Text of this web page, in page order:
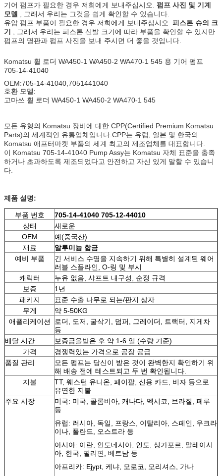
기어 펌프가 필요한 경우 저희에게 보내주십시오. 펌프 사진 및 기계
모델
, 그래서 우리는 그것을 쉽게 확인할 수 있습니다.
유압 펌프 부품이 필요한 경우 저희에게 보내주십시오.
피스톤 슈의 크
기
, 그래서 우리는 피스톤 신발 크기에 따라 부품을 확인할 수 있지만
펌프의 명판과 펌프 사진을 보내 주시면 더 좋을 것입니다.
Komatsu 휠 로더 WA450-1 WA450-2 WA470-1 545 용 기어 펌프
705-14-41040
OEM:705-14-41040,7051441040
호환 모델:
고마쓰 휠 로더 WA450-1 WA450-2 WA470-1 545
모든 유형의 Komatsu 장비에 대한 CPP(Certified Premium Komatsu
Parts)의 세계적인 유통업체입니다.CPP는 유럽, 일본 및 한국의
Komatsu 애프터마켓 부품의 세계 최고의 제조업체를 대표합니다.
이 Komatsu 705-14-41040 Pump Assy는 Komatsu 자체 표준을 충족
하거나 초과하도록 제조되었다고 안전하고 자신 있게 말할 수 있습니
다.
제품 설명:
부품 번호
705-14-41040 705-12-44010
상태
새로운
OEM
예(중국산)
재료
알루미늄 합금
예비 부품
긴 서비스 수명을 지속하기 위해 특별히 설계된 웨어
러블 스플라인, O-링 및 부시
캐릭터
누유 없음, 샤프트 내구성, 순정 규격
보증
1년
패키지
표준 수출 나무로 되는/판지 상자
무게
약 5-50KG
애플리케이션
로더, 도저, 굴삭기, 덤퍼, 그레이더, 트랙터, 지게차
등
배달 시간
보증금을받은 후 약 1-6 일 (수량 기준)
가격
경쟁력있는 가격으로 공장 공급
품질 관리
모든 펌프는 당신이 받은 것이 완벽한지 확인하기 위
해 배송 전에 테스트되고 두 번 확인됩니다.
지불
TT, 웨스턴 유니온, 페이팔, 신용 카드, 비자 등으로
유연한 지불
주요 시장
미국: 미국, 콜롬비아, 캐나다, 멕시코, 브라질, 페루
등
유럽: 러시아, 독일, 프랑스, ​​이탈리아, 스페인, 우크라
이나, 폴란드, 오스트라 등
아시아: 이란, 인도네시아, 인도, 싱가포르, 말레이시
아, 한국, 필리핀, 베트남 등
아프리카: Ejypt, 케냐, 모로코, 모리셔스, 가나